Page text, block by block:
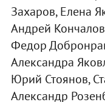
Захаров, Елена
Андрей
Федор
Александра
Юрий Стоянов,
Александр